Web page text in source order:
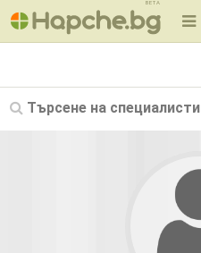
BETA
Търсене на специалисти